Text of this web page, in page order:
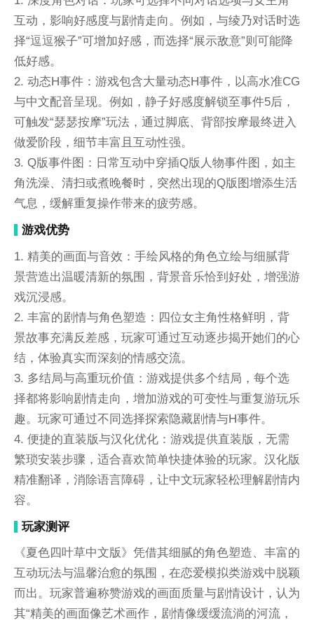
互动，影响好感度与剧情走向。例如，与绫乃对话时选
择“逗逗猴子”可增加好感，而选择“展示敌意”则可能降
低好感。
2. 动态H事件：游戏包含大量动态H事件，以高水准CG
与中文配音呈现。例如，静子好感度解锁至事件5后，
可触发“瑟瑟按摩”玩法，通过脚底、背部按摩最终进入
做爱阶段，细节丰富且互动性强。
3. Q版事件图：日常互动中穿插Q版人物事件图，如主
角洗澡、清扫或煮晚餐时，突然出现的Q版图增添生活
气息，缓解重复操作带来的疲劳感。
游戏优势
1. 精美的画面与音效：手绘风格的角色立绘与细腻背
景营造出温暖清新的氛围，背景音乐恰到好处，增强游
戏沉浸感。
2. 丰富的剧情与角色塑造：四位女主角性格鲜明，背
景故事充满反差感，玩家可通过互动逐步揭开她们的心
结，体验真实而深刻的情感交流。
3. 多结局与高重玩价值：游戏提供多个结局，每个选
择都将影响剧情走向，增加游戏的可变性与重复游玩乐
趣。玩家可通过不同选择探索隐藏剧情与H事件。
4. 便捷的直装版与汉化优化：游戏提供直装版，无需
繁琐安装步骤，适合喜欢简单快捷体验的玩家。汉化版
精准翻译，消除语言障碍，让中文玩家轻松理解剧情内
容。
玩家测评
《夏色四叶草中文版》凭借其细腻的角色塑造、丰富的
互动玩法与温馨治愈的氛围，在恋爱模拟类游戏中脱颖
而出。玩家普遍称赞游戏的画面质量与剧情设计，认为
其“精美的画面像艺术画作，剧情像缓缓流淌的河流，